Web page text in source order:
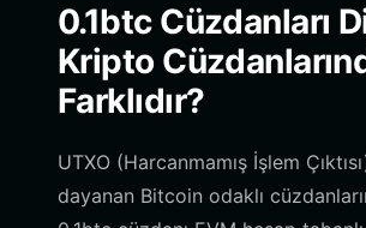
0.1btc Cüzdanları
Kripto
Farklıdır?
UTXO (Harcanmamış İşlem
dayanan Bitcoin odaklı